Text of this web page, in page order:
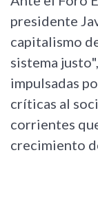
presidente
capitalismo
sistema
impulsadas
críticas al
corrientes
crecimiento